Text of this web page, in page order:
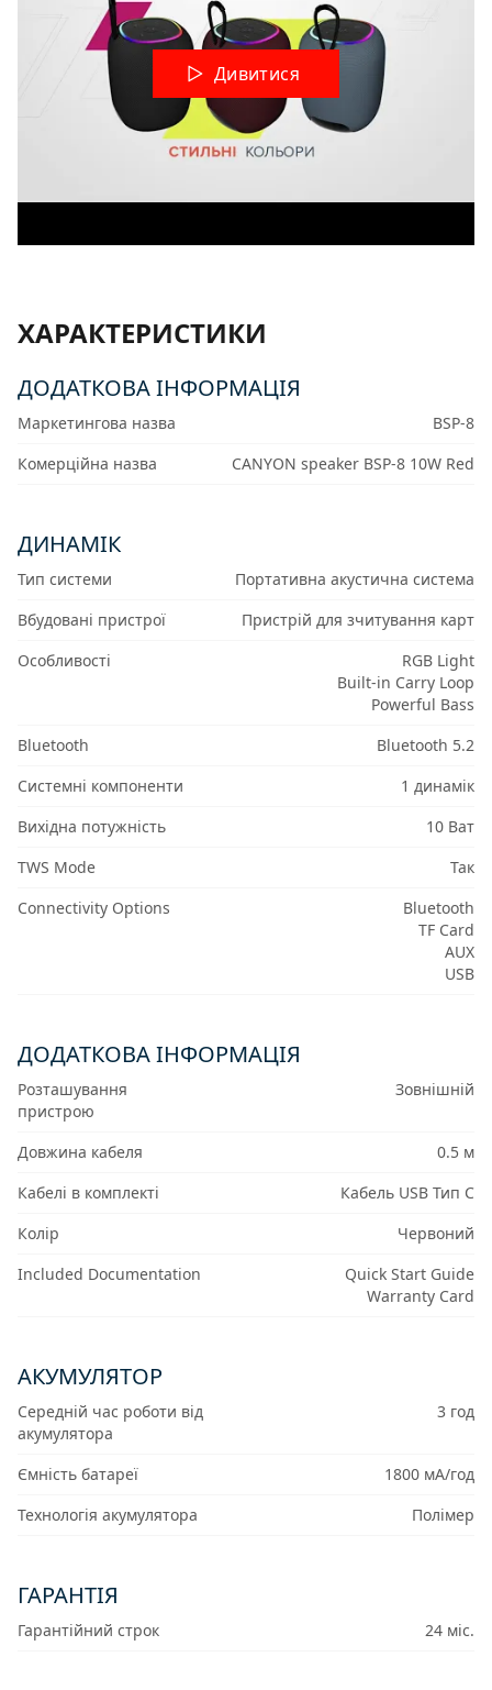
Дивитися
ХАРАКТЕРИСТИКИ
ДОДАТКОВА ІНФОРМАЦІЯ
Маркетингова назва
BSP-8
Комерційна назва
CANYON speaker BSP-8 10W Red
ДИНАМІК
Тип системи
Портативна акустична система
Вбудовані пристрої
Пристрій для зчитування карт
Особливості
RGB Light
Built-in Carry Loop
Powerful Bass
Bluetooth
Bluetooth 5.2
Системні компоненти
1 динамік
Вихідна потужність
10 Ват
TWS Mode
Так
Connectivity Options
Bluetooth
TF Card
AUX
USB
ДОДАТКОВА ІНФОРМАЦІЯ
Розташування
пристрою
Зовнішній
Довжина кабеля
0.5 м
Кабелі в комплекті
Кабель USB Тип C
Колір
Червоний
Included Documentation
Quick Start Guide
Warranty Card
АКУМУЛЯТОР
Середній час роботи від
акумулятора
3 год
Ємність батареї
1800 мА/год
Технологія акумулятора
Полімер
ГАРАНТІЯ
Гарантійний строк 24 міс.